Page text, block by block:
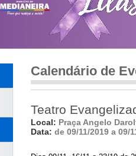
Calendário de
Teatro
Local: Praça Angelo
Data: de 09/11/2019 a 09/